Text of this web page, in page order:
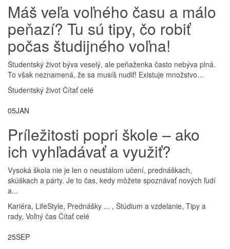
Máš veľa voľného času a málo
peňazí? Tu sú tipy, čo robiť
počas študijného voľna!
Študentský život býva veselý, ale peňaženka často nebýva plná.
To však neznamená, že sa musíš nudiť! Existuje množstvo...
Študentský život Čítať celé
05JAN
Príležitosti popri škole – ako
ich vyhľadávať a využiť?
Vysoká škola nie je len o neustálom učení, prednáškach,
skúškach a párty. Je to čas, kedy môžete spoznávať nových ľudí
a...
Kariéra, LifeStyle, Prednášky ... , Štúdium a vzdelanie, Tipy a
rady, Voľný čas Čítať celé
25SEP